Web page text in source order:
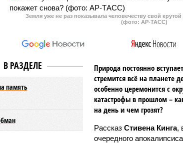
Земля уже не раз показывала человечеству свой
(фото: АР-ТАСС)
В РАЗДЕЛЕ
память
Природа постоянно
стремится всё на планете
особенно церемонится с
катастрофы в прошлом –
на день и чем грозят?
Рассказ Стивена Кинга,
очередного